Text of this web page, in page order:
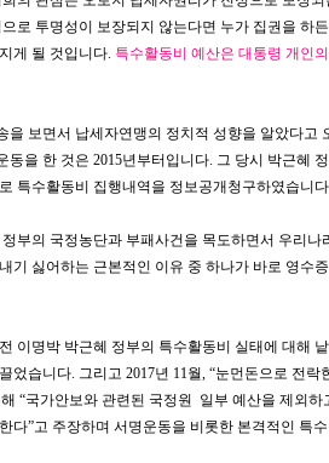
로 투명성이 보장되지 않는다면 누가 집권을 하
게 될 것입니다. 특수활동비 예산은 대통령 개인
을 보면서 납세자연맹의 정치적 성향을 알았다고
동을 한 것은 2015년부터입니다. 그 당시 박근혜
특수활동비 집행내역을 정보공개청구하였습니
부의 국정농단과 부패사건을 목도하면서 우리나
기 싫어하는 근본적인 이유 중 하나가 바로 영수
이명박 박근혜 정부의 특수활동비 실태에 대해
었습니다. 그리고 2017년 11월, “눈먼돈으로 전락
“국가안보와 관련된 국정원 일부 예산을 제외하
다”고 주장하며 서명운동을 비롯한 본격적인 특